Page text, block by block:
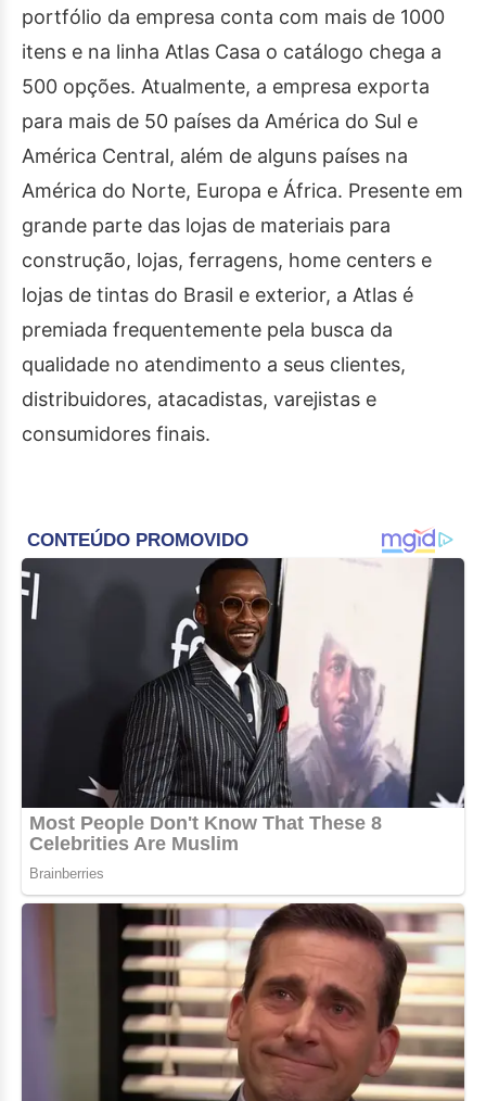
portfólio da empresa conta com mais de 1000
itens e na linha Atlas Casa o catálogo chega a
500 opções. Atualmente, a empresa exporta
para mais de 50 países da América do Sul e
América Central, além de alguns países na
América do Norte, Europa e África. Presente em
grande parte das lojas de materiais para
construção, lojas, ferragens, home centers e
lojas de tintas do Brasil e exterior, a Atlas é
premiada frequentemente pela busca da
qualidade no atendimento a seus clientes,
distribuidores, atacadistas, varejistas e
consumidores finais.